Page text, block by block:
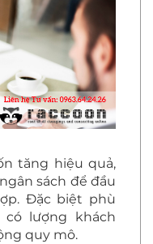
tăng hiệu quả,
sách để đầu
Đặc biệt phù
lượng khách
quy mô.